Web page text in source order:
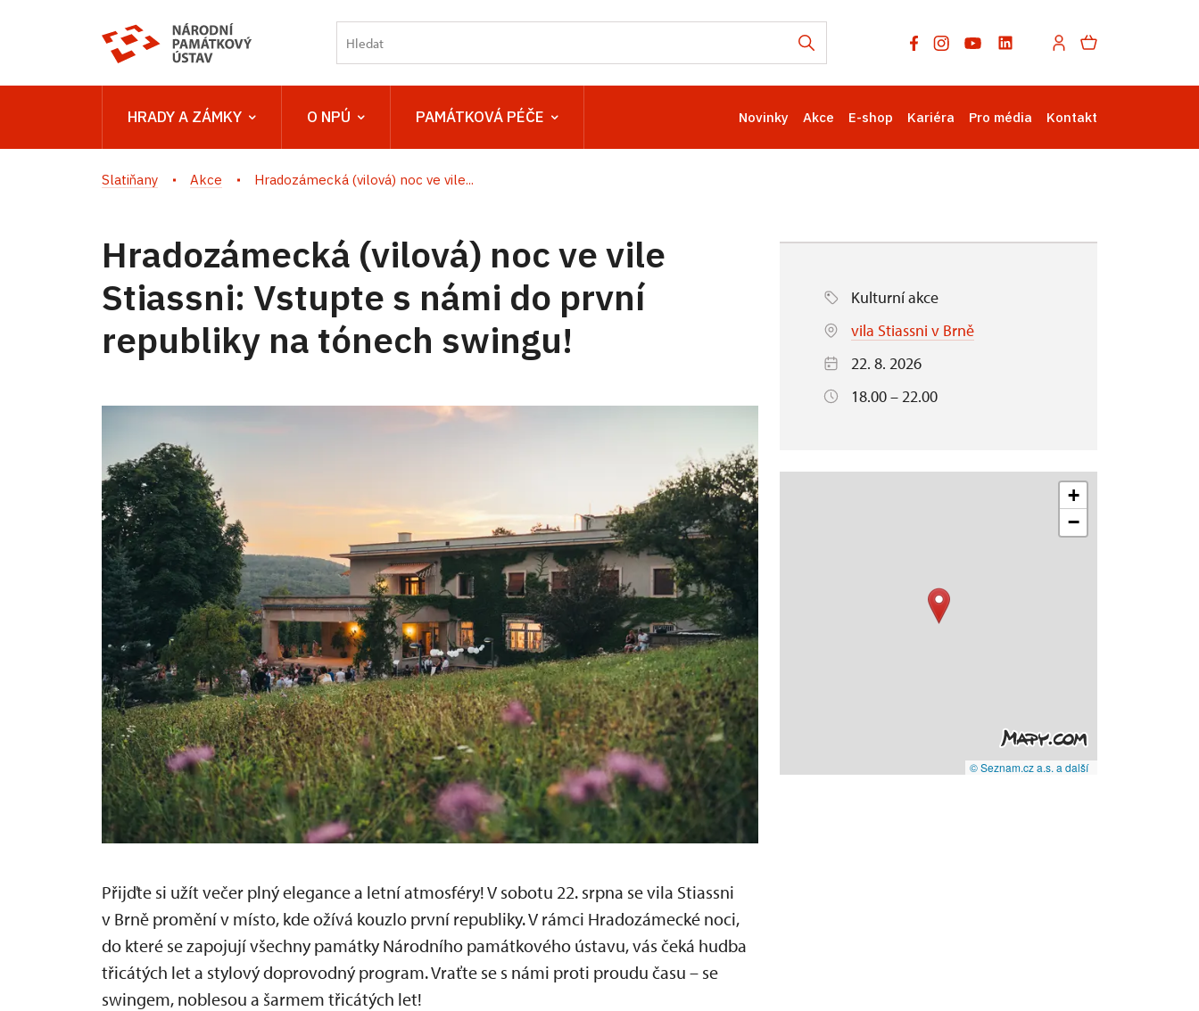
HRADY A ZÁMKY O NPÚ PAMÁTKOVÁ PÉČE Novinky Akce E-shop Kariéra Pro média Kontakt
Slatiňany Akce Hradozámecká (vilová) noc ve vile...
Hradozámecká (vilová) noc ve vile
Stiassni: Vstupte s námi do první
republiky na tónech swingu!
Přijďte si užít večer plný elegance a letní atmosféry! V sobotu 22. srpna se vila Stiassni
v Brně promění v místo, kde ožívá kouzlo první republiky. V rámci Hradozámecké noci,
do které se zapojují všechny památky Národního památkového ústavu, vás čeká hudba
třicátých let a stylový doprovodný program. Vraťte se s námi proti proudu času – se
swingem, noblesou a šarmem třicátých let!
Kulturní akce
vila Stiassni v Brně
22. 8. 2026
18.00 – 22.00
+
−
© Seznam.cz a.s. a další